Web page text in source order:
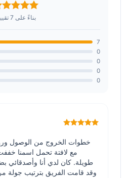
بناءً على 7 تقييم
7
0
0
0
0
خطوات الخروج من الوصول
مع لافتة تحمل اسمنا
طويلة. كان لدي أنا وأصدقائي
وقد قامت الفريق بترتيب جولة